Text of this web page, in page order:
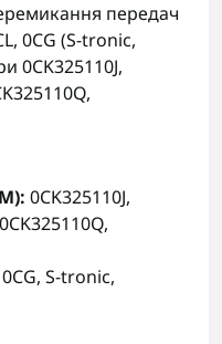
передач
0CG (S-tronic,
0CK325110J,
0CK325110J,
S-tronic,